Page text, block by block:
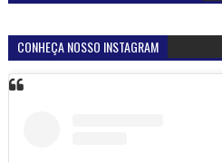
CONHEÇA NOSSO INSTAGRAM